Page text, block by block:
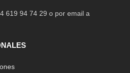
619 94 74 29 o por email a